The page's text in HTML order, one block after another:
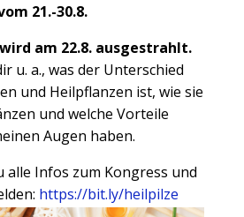
21.-30.8.
am 22.8. ausgestrahlt.
u. a., was der Unterschied
und Heilpflanzen ist, wie sie
und welche Vorteile
Augen haben.
alle Infos zum Kongress und
https://bit.ly/heilpilze